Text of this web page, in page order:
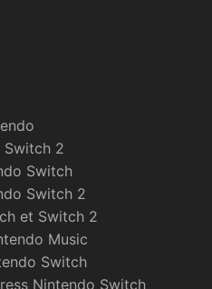
Switch 2
Switch
Switch 2
et Switch 2
Music
Switch
Nintendo Switch